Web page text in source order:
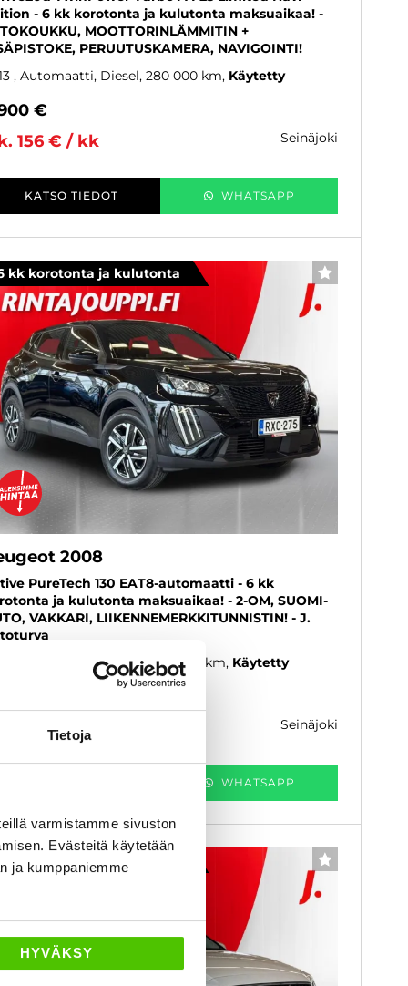
Tietoja
varmistamme sivuston
Evästeitä käytetään
ja kumppaniemme
HYVÄKSY
- 6 kk korotonta ja kulutonta maksuaikaa! -
MOOTTORINLÄMMITIN +
PERUUTUSKAMERA, NAVIGOINTI!
, Automaatti, Diesel, 280 000 km Käytetty
€
156 € / kk
seinäjoki
KATSO TIEDOT WHATSAPP
kk korotonta ja kulutonta SUOSIKKI
2008
PureTech 130 EAT8-automaatti - 6 kk
ja kulutonta maksuaikaa! - 2-OM, SUOMI-
VAKKARI, LIIKENNEMERKKITUNNISTIN! - J.
, Automaatti, Bensiini, 15 000 km Käytetty
220 € / kk
seinäjoki
WHATSAPP
kk korotonta ja kulutonta SUOSIKKI